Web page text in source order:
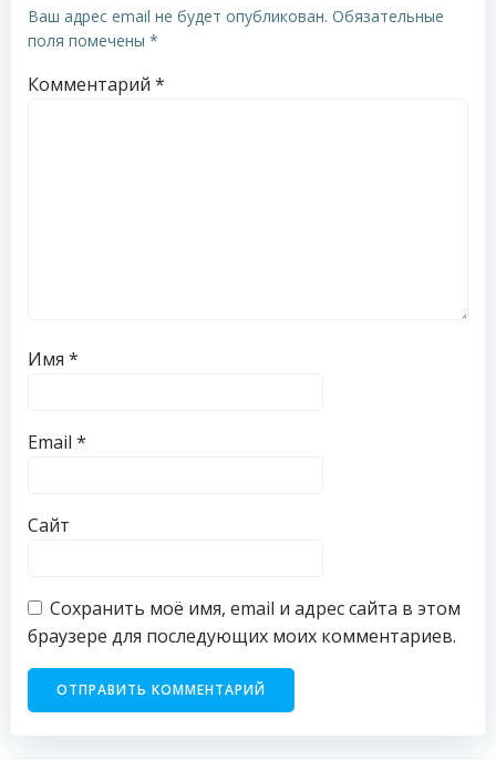
Ваш адрес email не будет опубликован. Обязательные
поля помечены *
Комментарий *
Имя *
Email *
Сайт
Сохранить моё имя, email и адрес сайта в этом
браузере для последующих моих комментариев.